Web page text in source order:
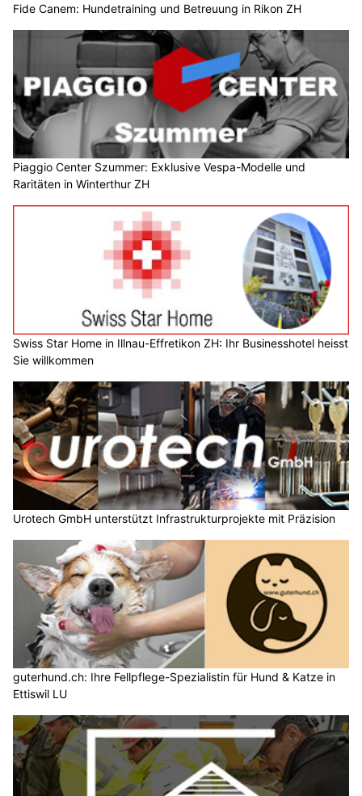
Fide Canem: Hundetraining und Betreuung in Rikon ZH
Piaggio Center Szummer: Exklusive Vespa-Modelle und
Raritäten in Winterthur ZH
Swiss Star Home in Illnau-Effretikon ZH: Ihr Businesshotel heisst
Sie willkommen
Urotech GmbH unterstützt Infrastrukturprojekte mit Präzision
guterhund.ch: Ihre Fellpflege-Spezialistin für Hund & Katze in
Ettiswil LU